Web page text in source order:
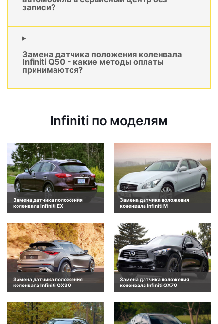
записи?
Замена датчика положения коленвала
Infiniti Q50 - какие методы оплаты
принимаются?
Infiniti по моделям
Замена датчика положения
коленвала Infiniti EX
Замена датчика положения
коленвала Infiniti M
Замена датчика положения
коленвала Infiniti QX30
Замена датчика положения
коленвала Infiniti QX70